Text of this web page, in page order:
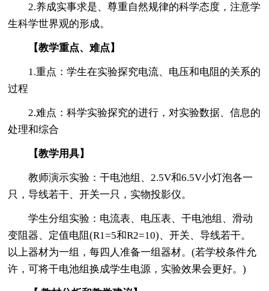
2.养成实事求是、尊重自然规律的科学态度，注意学
生科学世界观的形成。
【教学重点、难点】
1.重点：学生在实验探究电流、电压和电阻的关系的
过程
2.难点：科学实验探究的进行，对实验数据、信息的
处理和综合
【教学用具】
教师演示实验：干电池组、2.5V和6.5V小灯泡各一
只，导线若干、开关一只，实物投影仪。
学生分组实验：电流表、电压表、干电池组、滑动
变阻器、定值电阻(R1=5和R2=10)、开关、导线若干。
以上器材为一组，每四人准备一组器材。(若学校条件允
许，可将干电池组换成学生电源，实验效果会更好。)